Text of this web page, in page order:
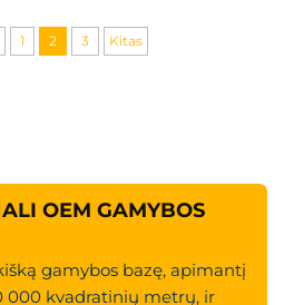
1 2 3 Kitas
OEM GAMYBOS
gamybos bazę, apimantį
000 kvadratinių metrų, ir